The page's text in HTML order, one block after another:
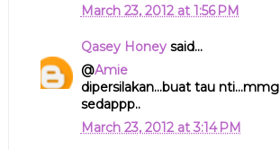
March 23, 2012 at 1:56 PM
Qasey Honeysaid...
@Amie
dipersilakan...buat tau nti...mmg
sedappp..
March 23, 2012 at 3:14 PM